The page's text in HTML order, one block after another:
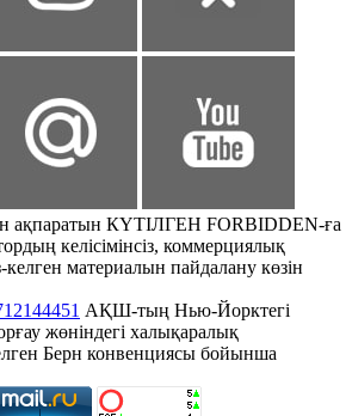
ақпаратын КҮТІЛГЕН FORBIDDEN-ға
келісімінсіз, коммерциялық
келген материалын пайдалану көзін
АҚШ-тың Нью-Йорктегі
жөніндегі халықаралық
Берн конвенциясы бойынша